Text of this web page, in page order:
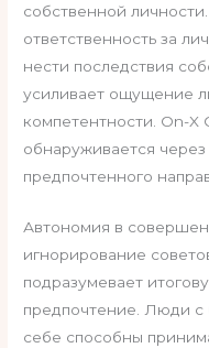
собственной
ответственность за
нести последствия
усиливает ощущение
компетентности. On-X
обнаруживается
предпочтенного
Автономия в
игнорирование
подразумевает
предпочтение. Люди с
себе способны